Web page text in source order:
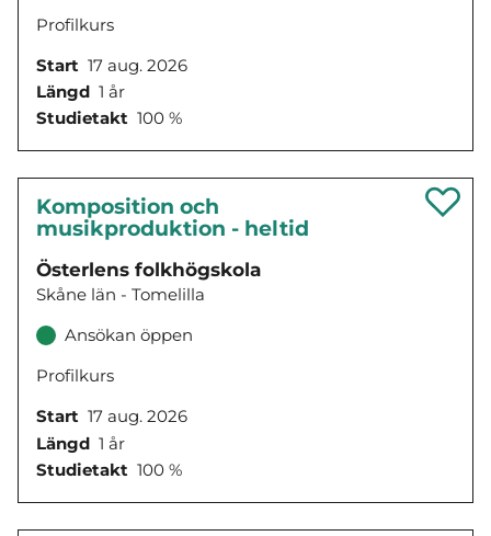
Profilkurs
Start 17 aug. 2026
Längd 1 år
Studietakt 100 %
Komposition och
musikproduktion - heltid
Österlens folkhögskola
Skåne län - Tomelilla
Ansökan öppen
Profilkurs
Start 17 aug. 2026
Längd 1 år
Studietakt 100 %